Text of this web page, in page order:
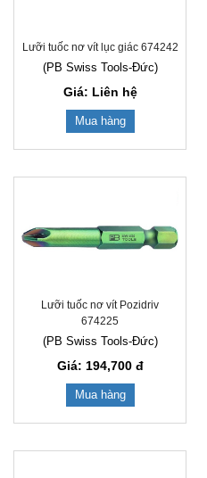
Lưỡi tuốc nơ vít lục giác 674242
(PB Swiss Tools-Đức)
Giá: Liên hệ
Mua hàng
Lưỡi tuốc nơ vít Pozidriv
674225
(PB Swiss Tools-Đức)
Giá: 194,700đ
Mua hàng